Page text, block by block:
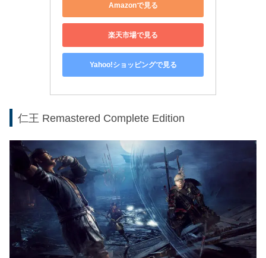
Amazonで見る
楽天市場で見る
Yahoo!ショッピングで見る
仁王 Remastered Complete Edition